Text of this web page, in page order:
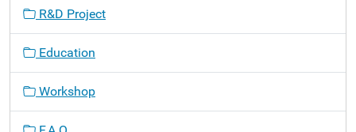
R&D Project
Education
Workshop